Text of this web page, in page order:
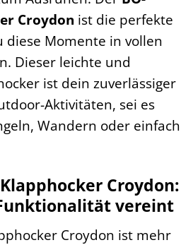
Croydon ist die perfekte
diese Momente in vollen
Dieser leichte und
ist dein zuverlässiger
Aktivitäten, sei es
Wandern oder einfach
Klapphocker Croydon:
vereint
Croydon ist mehr